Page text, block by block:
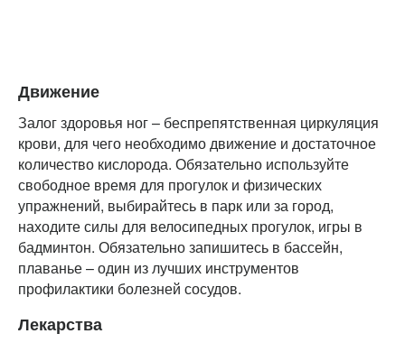
Движение
Залог здоровья ног – беспрепятственная циркуляция
крови, для чего необходимо движение и достаточное
количество кислорода. Обязательно используйте
свободное время для прогулок и физических
упражнений, выбирайтесь в парк или за город,
находите силы для велосипедных прогулок, игры в
бадминтон. Обязательно запишитесь в бассейн,
плаванье – один из лучших инструментов
профилактики болезней сосудов.
Лекарства